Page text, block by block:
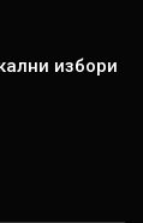
избори